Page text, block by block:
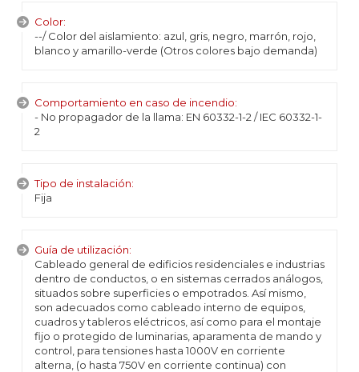
Color:
--/ Color del aislamiento: azul, gris, negro, marrón, rojo,
blanco y amarillo-verde (Otros colores bajo demanda)
Comportamiento en caso de incendio:
- No propagador de la llama: EN 60332-1-2 / IEC 60332-1-
2
Tipo de instalación:
Fija
Guía de utilización:
Cableado general de edificios residenciales e industrias
dentro de conductos, o en sistemas cerrados análogos,
situados sobre superficies o empotrados. Así mismo,
son adecuados como cableado interno de equipos,
cuadros y tableros eléctricos, así como para el montaje
fijo o protegido de luminarias, aparamenta de mando y
control, para tensiones hasta 1000V en corriente
alterna, (o hasta 750V en corriente continua) con